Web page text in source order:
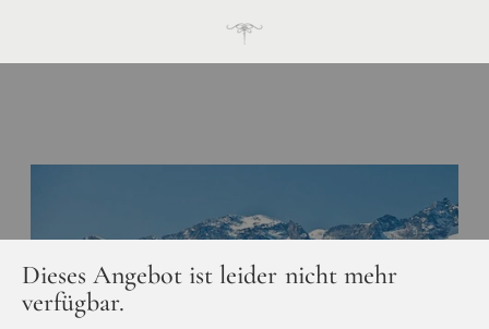
Dieses Angebot ist leider nicht mehr
verfügbar.